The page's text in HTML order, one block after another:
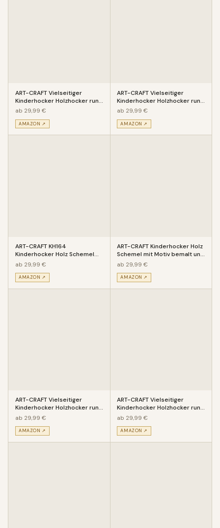
ART-CRAFT Vielseitiger
Kinderhocker Holzhocker rund
aus Massivholz Feuerwehr mit
ab 29,99 €
AMAZON ↗
ART-CRAFT Vielseitiger
Kinderhocker Holzhocker rund
aus Massivholz Einhorn bunt
ab 29,99 €
AMAZON ↗
ART-CRAFT KH164
Kinderhocker Holz Schemel
mit Tiermotiv Giraffe und
ab 29,99 €
AMAZON ↗
ART-CRAFT Kinderhocker Holz
Schemel mit Motiv bemalt und
beschnitzt Höhe 27 cm (
ab 29,99 €
AMAZON ↗
ART-CRAFT Vielseitiger
Kinderhocker Holzhocker rund
aus Massivholz Tiermotiv Cap
ab 29,99 €
AMAZON ↗
ART-CRAFT Vielseitiger
Kinderhocker Holzhocker rund
aus Massivholz Piraten Kogge
ab 29,99 €
AMAZON ↗